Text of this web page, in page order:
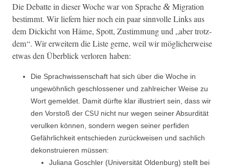
Die Debat­te in dieser Woche war von Sprache & Migra­tion
bes­timmt. Wir liefern hier noch ein paar sin­nvolle Links aus
dem Dic­kicht von Häme, Spott, Zus­tim­mung und „aber trotz­
dem“. Wir erweit­ern die Liste gerne, weil wir möglicher­weise
etwas den Überblick ver­loren haben:
Die Sprach­wis­senschaft hat sich über die Woche in
ungewöhn­lich geschlossen­er und zahlre­ich­er Weise zu
Wort gemeldet. Damit dürfte klar illus­tri­ert sein, dass wir
den Vorstoß der CSU nicht nur wegen sein­er Absur­dität
verulken kön­nen, son­dern wegen sein­er per­fi­den
Gefährlichkeit entsch­ieden zurück­weisen und sach­lich
dekon­stru­ieren müssen:
Juliana Goschler (Uni­ver­sität Old­en­burg) stellt bei